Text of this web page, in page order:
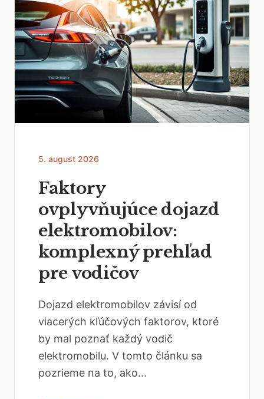
5. august 2026
Faktory
ovplyvňujúce dojazd
elektromobilov:
komplexný prehľad
pre vodičov
Dojazd elektromobilov závisí od
viacerých kľúčových faktorov, ktoré
by mal poznať každý vodič
elektromobilu. V tomto článku sa
pozrieme na to, ako...